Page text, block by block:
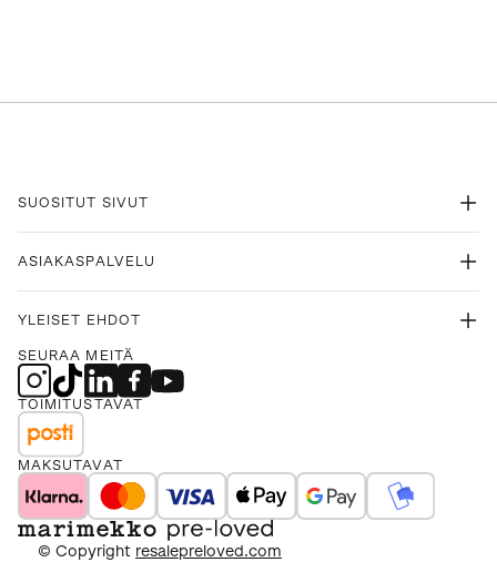
SUOSITUT SIVUT
ASIAKASPALVELU
YLEISET EHDOT
SEURAA MEITÄ
TOIMITUSTAVAT
MAKSUTAVAT
© Copyright resalepreloved.com